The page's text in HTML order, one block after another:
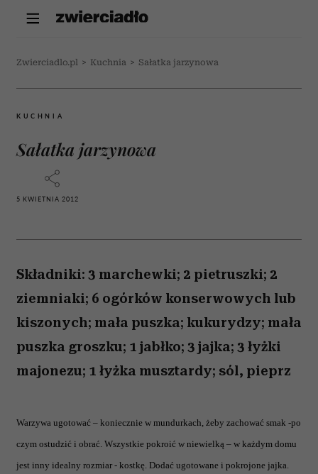
Zwierciadlo.pl > Kuchnia > Sałatka jarzynowa
KUCHNIA
Sałatka jarzynowa
5 KWIETNIA 2012
Składniki: 3 marchewki; 2 pietruszki; 2
ziemniaki; 6 ogórków konserwowych lub
kiszonych; mała puszka; kukurydzy; mała
puszka groszku; 1 jabłko; 3 jajka; 3 łyżki
majonezu; 1 łyżka musztardy; sól, pieprz
Warzywa ugotować – koniecznie w mundurkach, żeby zachować smak -po
czym ostudzić i obrać. Wszystkie pokroić w niewielką – w każdym domu
jest inny idealny rozmiar - kostkę. Dodać ugotowane i pokrojone jajka.